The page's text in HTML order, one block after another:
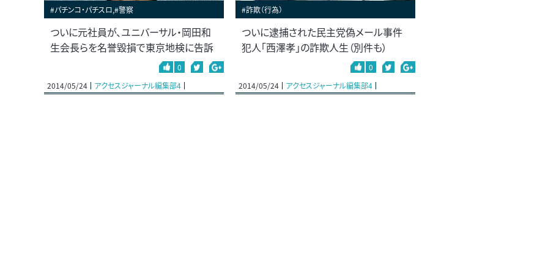
#パチンコ・パチスロ,#警察
ついに元社員が、ユニバーサル・岡田和
生会長らを名誉毀損で東京地検に告訴
0
2014/05/24
アクセスジャーナル編集部4
#詐欺（行為）
ついに逮捕された民主党偽メール事件
犯人「西澤孝」の詐欺人生（別件も）
0
2014/05/24
アクセスジャーナル編集部4